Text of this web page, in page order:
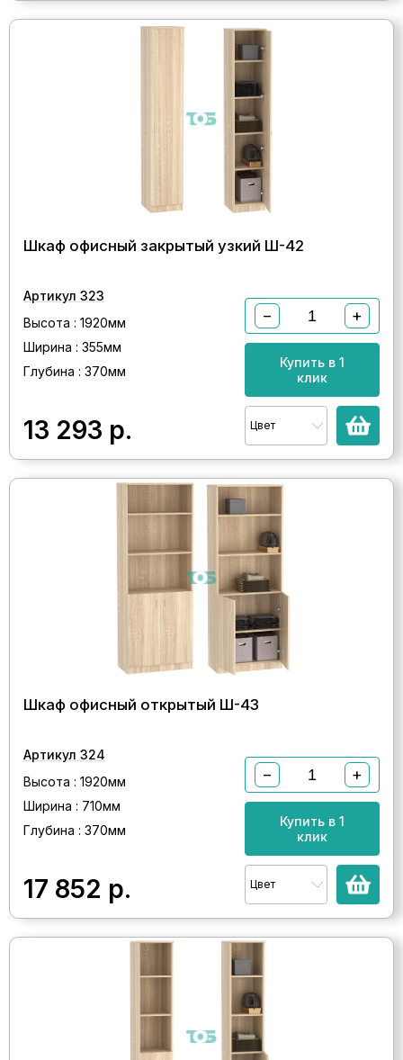
Шкаф офисный закрытый узкий Ш-42
Артикул 323
Высота : 1920мм
Ширина : 355мм
Глубина : 370мм
13 293 р.
− +
Купить в 1
клик
Цвет
Шкаф офисный открытый Ш-43
Артикул 324
Высота : 1920мм
Ширина : 710мм
Глубина : 370мм
17 852 р.
− +
Купить в 1
клик
Цвет